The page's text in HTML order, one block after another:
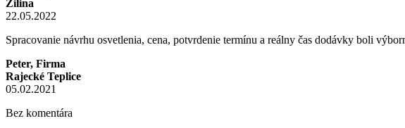
Žilina
22.05.2022
Spracovanie návrhu osvetlenia, cena, potvrdenie termínu a reálny čas dodávky boli
Peter, Firma
Rajecké Teplice
05.02.2021
Bez komentára